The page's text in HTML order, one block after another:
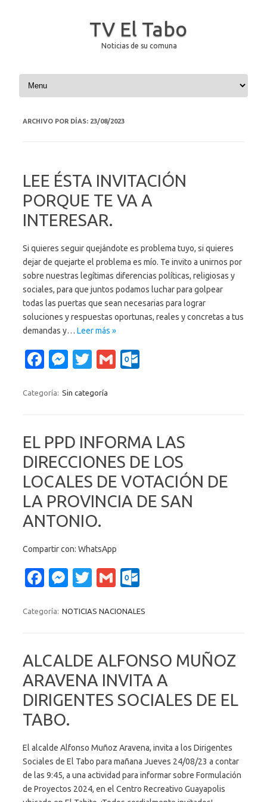
TV El Tabo
Noticias de su comuna
Saltar al contenido
ARCHIVO POR DÍAS: 23/08/2023
LEE ÉSTA INVITACIÓN
PORQUE TE VA A
INTERESAR.
Si quieres seguir quejándote es problema tuyo, si quieres
dejar de quejarte el problema es mío. Te invito a unirnos por
sobre nuestras legítimas diferencias políticas, religiosas y
sociales, para que juntos podamos luchar para golpear
todas las puertas que sean necesarias para lograr
soluciones y respuestas oportunas, reales y concretas a tus
demandas y… Leer más »
Fa
e
o
o
k
M
se
g
er
T
it
r
G
k.
c
o
m
Categoría: Sin categoría
EL PPD INFORMA LAS
DIRECCIONES DE LOS
LOCALES DE VOTACIÓN DE
LA PROVINCIA DE SAN
ANTONIO.
Compartir con: WhatsApp
Fa
e
o
o
k
M
se
g
er
T
it
r
G
ail lo
k.
c
o
m
Categoría: NOTICIAS NACIONALES
ALCALDE ALFONSO MUÑOZ
ARAVENA INVITA A
DIRIGENTES SOCIALES DE EL
TABO.
El alcalde Alfonso Muñoz Aravena, invita a los Dirigentes
Sociales de El Tabo para mañana Jueves 24/08/23 a contar
de las 9:45, a una actividad para informar sobre Formulación
de Proyectos 2024, en el Centro Recreativo Guayapolis